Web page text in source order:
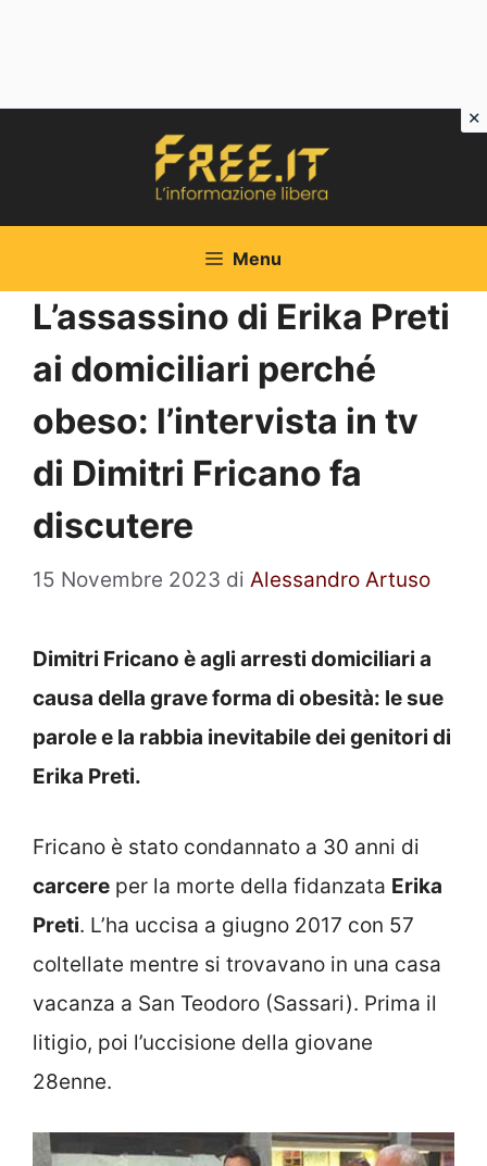
Menu
L’assassino di Erika Preti
ai domiciliari perché
obeso: l’intervista in tv
di Dimitri Fricano fa
discutere
15 Novembre 2023 di Alessandro Artuso
Dimitri Fricano è agli arresti domiciliari a
causa della grave forma di obesità: le sue
parole e la rabbia inevitabile dei genitori di
Erika Preti.
Fricano è stato condannato a 30 anni di
carcere per la morte della fidanzata Erika
Preti. L’ha uccisa a giugno 2017 con 57
coltellate mentre si trovavano in una casa
vacanza a San Teodoro (Sassari). Prima il
litigio, poi l’uccisione della giovane
28enne.